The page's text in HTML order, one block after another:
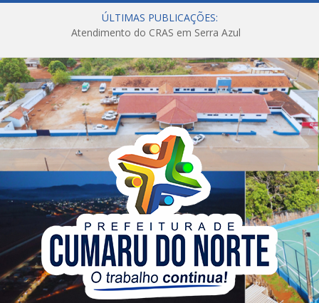
ÚLTIMAS PUBLICAÇÕES:
Atendimento do CRAS em Serra Azul